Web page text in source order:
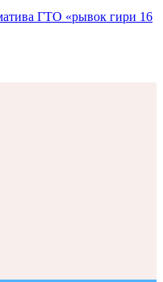
ГТО «рывок гири 16